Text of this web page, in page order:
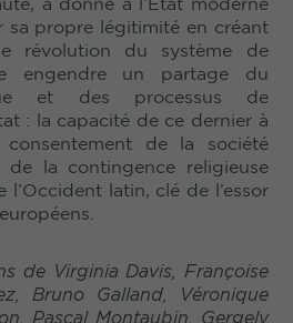
sa propre légitimité en créant
révolution du système de
engendre un partage du
et des processus de
: la capacité de ce dernier à
de la société
la contingence religieuse
latin, clé de l’essor
de Virginia Davis, Françoise
Bruno Galland, Véronique
Pascal Montaubin, Gergely